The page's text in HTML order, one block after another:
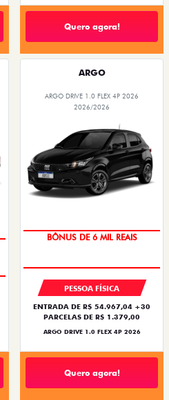
Quero agora!
ARGO
ARGO DRIVE 1.0 FLEX 4P 2026
2026/2026
TAXA ZERO
PESSOA FÍSICA
ENTRADA DE R$ 54.967,04 +30
PARCELAS DE R$ 1.379,00
ARGO DRIVE 1.0 FLEX 4P 2026
Quero agora!